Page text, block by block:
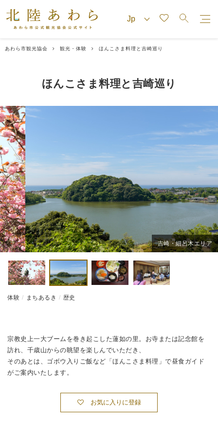
あわら市観光協会 観光・体験 ほんこさま料理と吉崎巡り
ほんこさま料理と吉崎巡り
吉崎・細呂木エリア
体験 まちあるき 歴史
宗教史上一大ブームを巻き起こした蓮如の里。お寺または記念館を
訪れ、千歳山からの眺望を楽しんでいただき、
そのあとは、ゴボウ入りご飯など「ほんこさま料理」で昼食ガイド
がご案内いたします。
お気に入りに登録